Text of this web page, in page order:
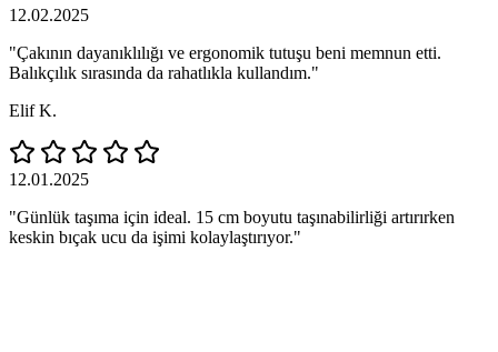
12.02.2025
"Çakının dayanıklılığı ve ergonomik tutuşu beni memnun etti.
Balıkçılık sırasında da rahatlıkla kullandım."
Elif K.
12.01.2025
"Günlük taşıma için ideal. 15 cm boyutu taşınabilirliği artırırken
keskin bıçak ucu da işimi kolaylaştırıyor."